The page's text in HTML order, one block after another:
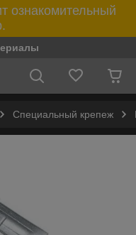
ознакомительный
Специальный крепеж